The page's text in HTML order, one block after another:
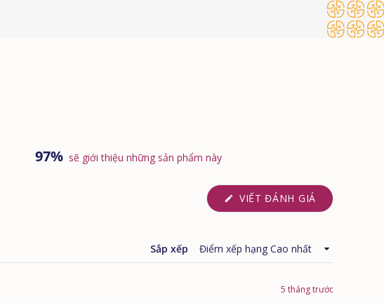
97% sẽ giới thiệu những sản phẩm này
VIẾT ĐÁNH GIÁ (MỞ
TRONG
CỬA
Sắp xếp
5 tháng trước